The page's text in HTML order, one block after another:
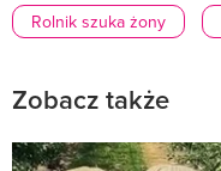
Rolnik szuka żony
Zobacz także